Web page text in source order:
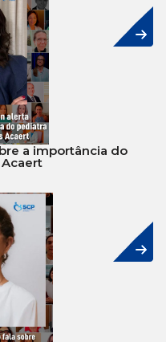
a importância do